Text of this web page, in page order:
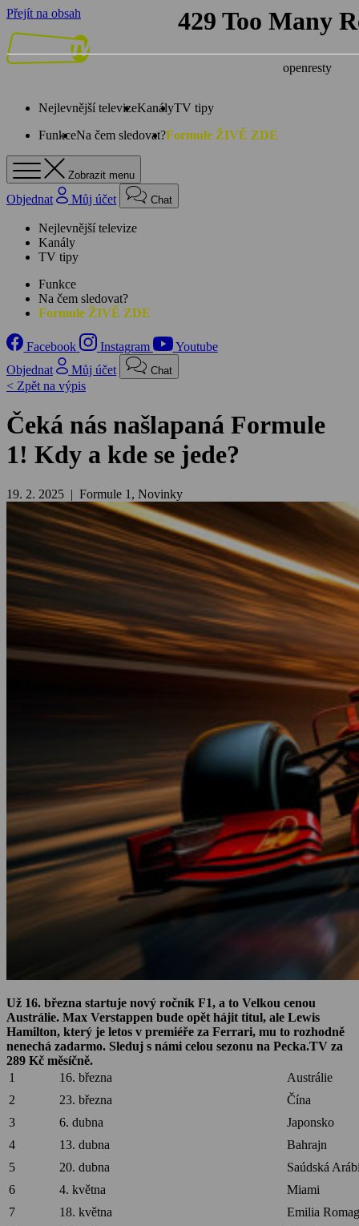
Přejít na obsah
Nejlevnější televizeKanályTV tipy
FunkceNa čem sledovat?Formule ŽIVĚ ZDE
Zobrazit menu
Objednat Můj účet Chat
Nejlevnější televize
Kanály
TV tipy
Funkce
Na čem sledovat?
Formule ŽIVĚ ZDE
Facebook Instagram
Youtube
Objednat
Můj účet Chat
< Zpět na výpis
Čeká nás našlapaná Formule
1! Kdy a kde se jede?
19. 2. 2025 | Formule 1, Novinky
Už 16. března startuje nový ročník F1, a to Velkou cenou
Austrálie. Max Verstappen bude opět hájit titul, ale Lewis
Hamilton, který je letos v premiéře za Ferrari, mu to rozhodně
nenechá zadarmo. Sleduj s námi celou sezonu na Pecka.TV za
289 Kč měsíčně.
1
16. března
Austrálie
2
23. března
Čína
3
6. dubna
Japonsko
4
13. dubna
Bahrajn
5
20. dubna
Saúdská
6
4. května
Miami
7
18. května
Emilia